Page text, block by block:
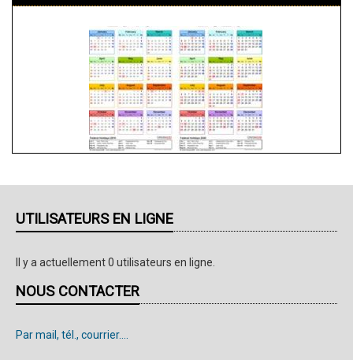
UTILISATEURS EN LIGNE
Il y a actuellement 0 utilisateurs en ligne.
NOUS CONTACTER
Par mail, tél., courrier....